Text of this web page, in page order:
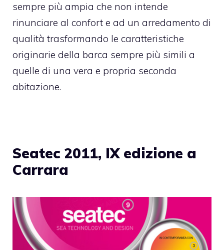
sempre più ampia che non intende
rinunciare al confort e ad un arredamento di
qualità trasformando le caratteristiche
originarie della barca sempre più simili a
quelle di una vera e propria seconda
abitazione.
Seatec 2011, IX edizione a
Carrara